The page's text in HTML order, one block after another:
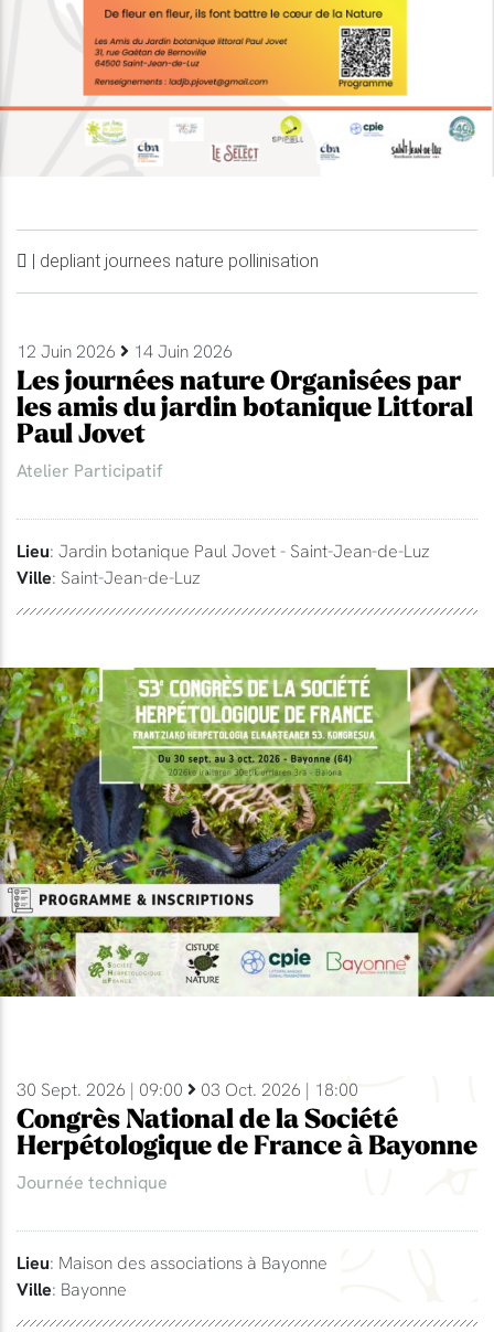
| depliant journees nature pollinisation
12 Juin 2026 14 Juin 2026
Les journées nature Organisées par
les amis du jardin botanique Littoral
Paul Jovet
Atelier Participatif
Lieu: Jardin botanique Paul Jovet - Saint-Jean-de-Luz
Ville: Saint-Jean-de-Luz
30 Sept. 2026 | 09:00 03 Oct. 2026 | 18:00
Congrès National de la Société
Herpétologique de France à Bayonne
Journée technique
Lieu: Maison des associations à Bayonne
Ville: Bayonne